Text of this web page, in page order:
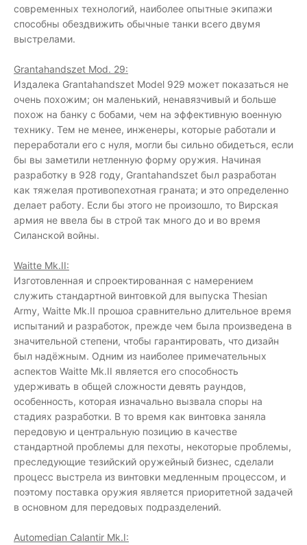
современных технологий, наиболее опытные экипажи
способны обездвижить обычные танки всего двумя
выстрелами.
Grantahandszet Mod. 29:
Издалека Grantahandszet Model 929 может показаться не
очень похожим; он маленький, ненавязчивый и больше
похож на банку с бобами, чем на эффективную военную
технику. Тем не менее, инженеры, которые работали и
переработали его с нуля, могли бы сильно обидеться, если
бы вы заметили нетленную форму оружия. Начиная
разработку в 928 году, Grantahandszet был разработан
как тяжелая противопехотная граната; и это определенно
делает работу. Если бы этого не произошло, то Вирская
армия не ввела бы в строй так много до и во время
Силанской войны.
Waitte Mk.II:
Изготовленная и спроектированная с намерением
служить стандартной винтовкой для выпуска Thesian
Army, Waitte Mk.II прошоа сравнительно длительное время
испытаний и разработок, прежде чем была произведена в
значительной степени, чтобы гарантировать, что дизайн
был надёжным. Одним из наиболее примечательных
аспектов Waitte Mk.II является его способность
удерживать в общей сложности девять раундов,
особенность, которая изначально вызвала споры на
стадиях разработки. В то время как винтовка заняла
передовую и центральную позицию в качестве
стандартной проблемы для пехоты, некоторые проблемы,
преследующие тезийский оружейный бизнес, сделали
процесс выстрела из винтовки медленным процессом, и
поэтому поставка оружия является приоритетной задачей
в основном для передовых подразделений.
Automedian Calantir Mk.I: